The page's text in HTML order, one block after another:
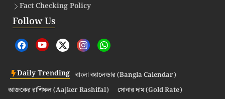
Fact Checking Policy
Follow Us
Daily Trending বাংলা ক্যালেন্ডার (Bangla Calendar)
আজকের রাশিফল (Aajker Rashifal)
সোনার দাম (Gold Rate)